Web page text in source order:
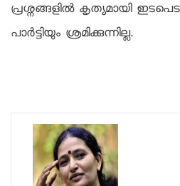
പ്രശ്നങ്ങളില്‍ കൃത്യമായി
പാര്‍ട്ടിയും ശ്രമിക്കുന്നില്ല.